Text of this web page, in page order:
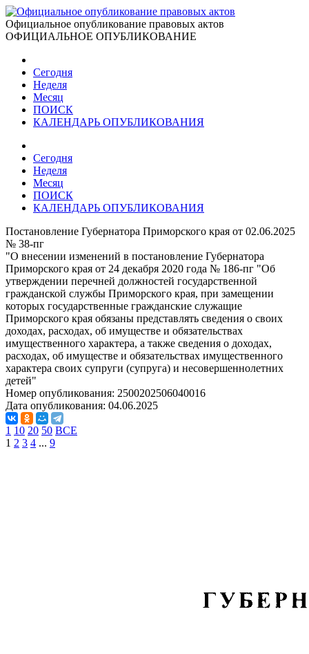
Официальное опубликование правовых актов
ОФИЦИАЛЬНОЕ ОПУБЛИКОВАНИЕ
Сегодня
Неделя
Месяц
ПОИСК
КАЛЕНДАРЬ ОПУБЛИКОВАНИЯ
Сегодня
Неделя
Месяц
ПОИСК
КАЛЕНДАРЬ ОПУБЛИКОВАНИЯ
Постановление Губернатора Приморского края от 02.06.2025
№ 38-пг
"О внесении изменений в постановление Губернатора
Приморского края от 24 декабря 2020 года № 186-пг "Об
утверждении перечней должностей государственной
гражданской службы Приморского края, при замещении
которых государственные гражданские служащие
Приморского края обязаны представлять сведения о своих
доходах, расходах, об имуществе и обязательствах
имущественного характера, а также сведения о доходах,
расходах, об имуществе и обязательствах имущественного
характера своих супруги (супруга) и несовершеннолетних
детей"
Номер опубликования: 2500202506040016
Дата опубликования: 04.06.2025
1 10 20 50 ВСЕ
1 2 3 4 ... 9